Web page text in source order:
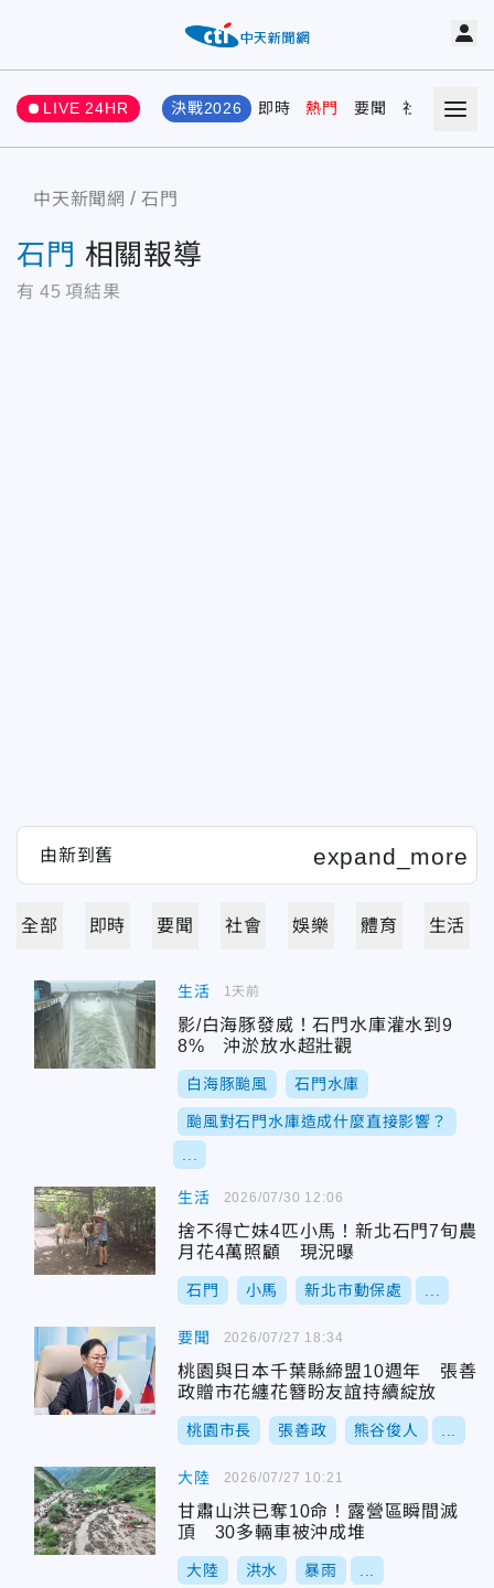
LIVE 24HR 決戰2026 即時 熱門 要聞 社會 娛樂
中天新聞網 石門
石門 相關報導
有 45 項結果
全部 即時 要聞 社會 娛樂 體育 生活
生活
影/白海豚發威！石門水庫灌水到9
8% 沖淤放水超壯觀
白海豚颱風 石門水庫
颱風對石門水庫造成什麼直接影響？
1天前
生活
捨不得亡妹4匹小馬！新北石門7旬農
月花4萬照顧 現況曝
石門 小馬 新北市動保處
2026/07/30 12:06
要聞
桃園與日本千葉縣締盟10週年 張善
政贈市花纏花簪盼友誼持續綻放
桃園市長 張善政 熊谷俊人
2026/07/27 18:34
大陸
甘肅山洪已奪10命！露營區瞬間滅
頂 30多輛車被沖成堆
大陸 洪水 暴雨
2026/07/27 10:21